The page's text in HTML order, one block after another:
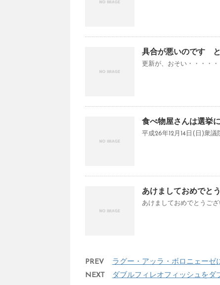
具合が悪いのです
更新が、おそい・・・・
食べ物屋さんは選挙
平成26年12月14日(日)衆
あけましておめでと
あけましておめでとうご
PREV
ラグー・アッラ・ボロニェーゼ
NEXT
ダブルフィレオフィッシュをダ